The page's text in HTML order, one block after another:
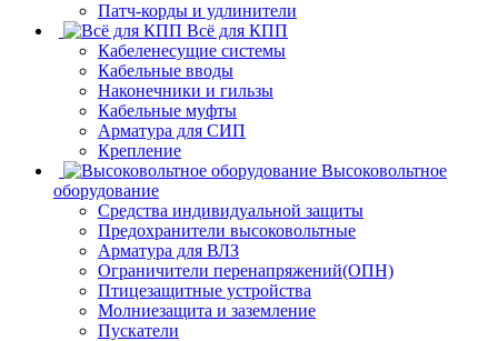
Патч-корды и удлинители
Всё для КПП
Кабеленесущие системы
Кабельные вводы
Наконечники и гильзы
Кабельные муфты
Арматура для СИП
Крепление
Высоковольтное
оборудование
Средства индивидуальной защиты
Предохранители высоковольтные
Арматура для ВЛЗ
Ограничители перенапряжений(ОПН)
Птицезащитные устройства
Молниезащита и заземление
Пускатели